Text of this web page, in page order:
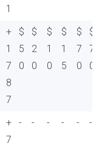
1
+
1
7
8
7
$
5
0
$
2
0
$
1
0
$
1
5
$
7
0
$
7
0
+
7
- - - - - -